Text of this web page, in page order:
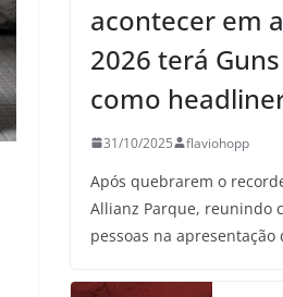
acontecer em
2026 terá Guns
como
31/10/2025 flaviohopp
Após quebrarem o
Allianz Parque, reunindo
pessoas na